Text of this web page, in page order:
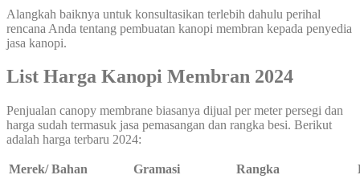
Alangkah baiknya untuk konsultasikan terlebih dahulu perihal
rencana Anda tentang pembuatan kanopi membran kepada penyedia
jasa kanopi.
List Harga Kanopi Membran 2024
Penjualan canopy membrane biasanya dijual per meter persegi dan
harga sudah termasuk jasa pemasangan dan rangka besi. Berikut
adalah harga terbaru 2024:
Merek/ Bahan Gramasi Rangka